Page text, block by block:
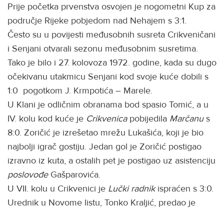
Prije početka prvenstva osvojen je nogometni Kup za
područje Rijeke pobjedom nad Nehajem s 3:1.
Često su u povijesti međusobnih susreta Crikveničani
i Senjani otvarali sezonu međusobnim susretima.
Tako je bilo i 27. kolovoza 1972. godine, kada su dugo
očekivanu utakmicu Senjani kod svoje kuće dobili s
1:0 pogotkom J. Krmpotića – Marele.
U Klani je odličnim obranama bod spasio Tomić, a u
IV. kolu kod kuće je Crikvenicapobijedila Marčanus
8:0. Zoričić je izrešetao mrežu Lukašića, koji je bio
najbolji igrač gostiju. Jedan gol je Zoričić postigao
izravno iz kuta, a ostalih pet je postigao uz asistenciju
poslovođeGašparovića.
U VII. kolu u Crikvenici je Lučki radnikispraćen s 3:0.
Urednik u Novome listu, Tonko Kraljić, predao je